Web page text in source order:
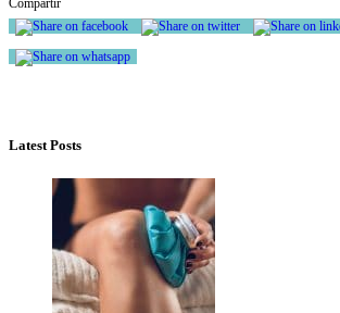
Compartir
Latest Posts